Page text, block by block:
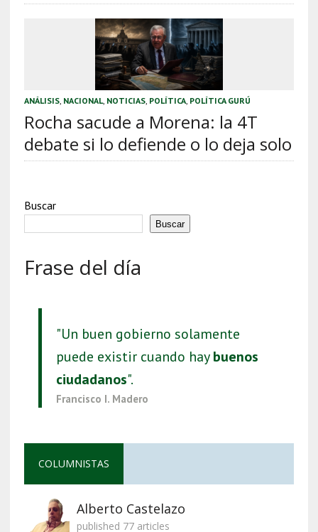
ANÁLISIS, NACIONAL, NOTICIAS, POLÍTICA, POLÍTICA GURÚ
Rocha sacude a Morena: la 4T
debate si lo defiende o lo deja solo
Buscar
Buscar
Frase del día
"Un buen gobierno solamente
puede existir cuando haybuenos
ciudadanos".
Francisco I. Madero
COLUMNISTAS
Alberto Castelazo
published 77 articles